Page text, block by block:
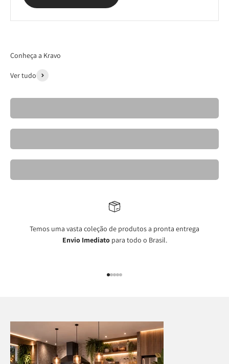
Conheça a Kravo
Ver tudo
Cadeiras- Kravo 26
Banquetas Kravo
Mesas de Jantar Elegantes- Kravo
Temos uma vasta coleção de produtos a pronta entrega
Envio Imediatopara todo o Brasil.